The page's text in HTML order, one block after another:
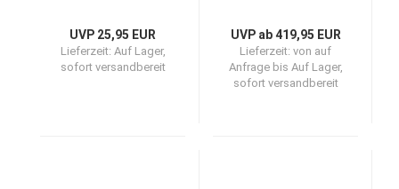
UVP 25,95 EUR
Lieferzeit: Auf Lager,
sofort versandbereit
UVP ab 419,95 EUR
Lieferzeit: von auf
Anfrage bis Auf Lager,
sofort versandbereit